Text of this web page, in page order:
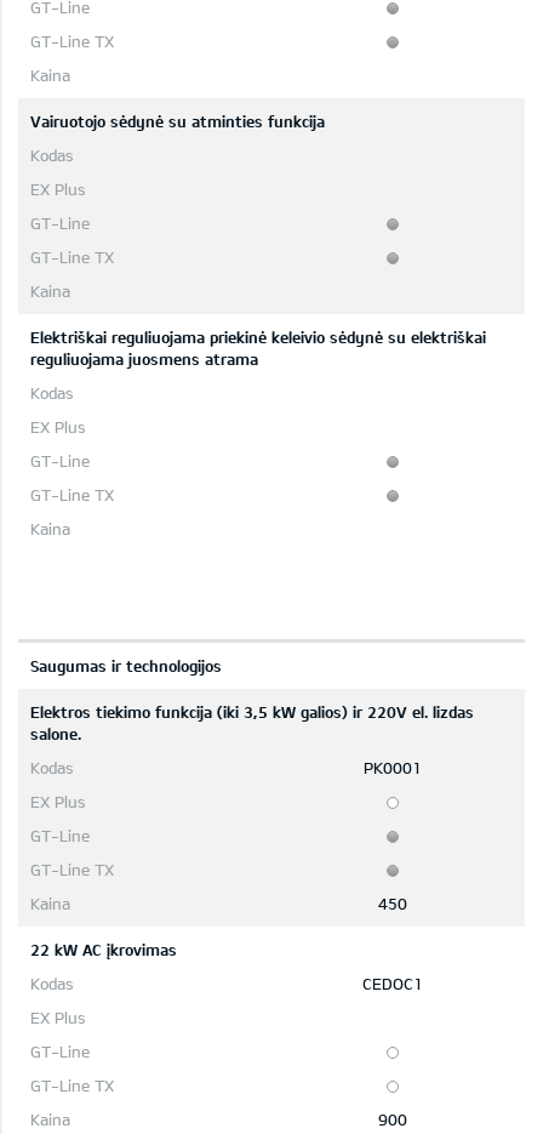
Vairuotojo sėdynė su atminties funkcija
Elektriškai reguliuojama priekinė keleivio sėdynė su elektriškai
reguliuojama juosmens atrama
Saugumas ir technologijos
Elektros tiekimo funkcija (iki 3,5 kW galios) ir 220V el. lizdas
salone.
PK0001
450
22 kW AC įkrovimas
CEDOC1
900